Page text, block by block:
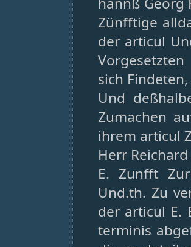
Zünfftige
der articul
sich
Und
Zumachen
ihrem articul
Herr
E. Zunfft
Und.th. Zu
der articul E.
terminis